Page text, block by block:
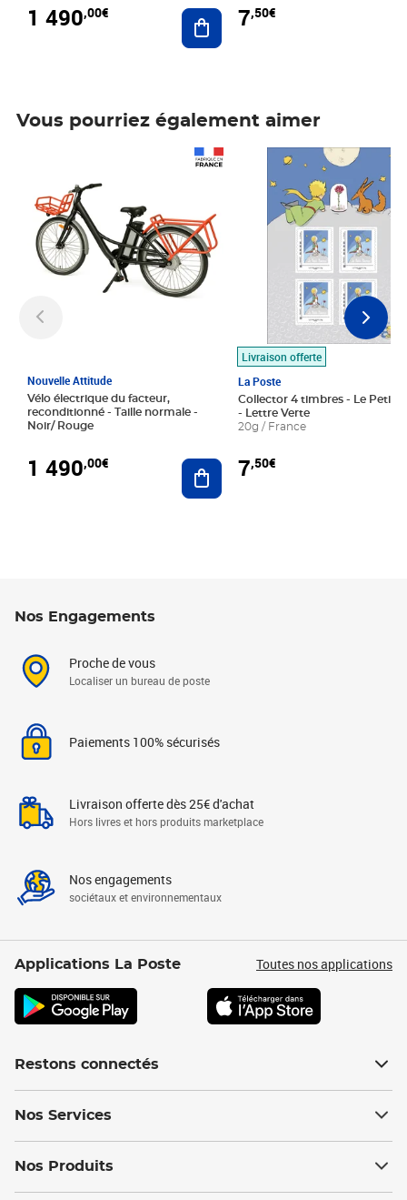
1 490,00€ Ajouter au panier
7,50€
Vous pourriez également aimer
Nouvelle Attitude
Vélo électrique du facteur,
reconditionné - Taille normale -
Noir/ Rouge
1 490,00€ Ajouter au panier
Livraison offerte
La Poste
Collector 4 timbres - Le Petit
- Lettre Verte
20g / France
7,50€
Prix 7,50€
Nos Engagements
Proche de vous
Localiser un bureau de poste
Paiements 100% sécurisés
Livraison offerte dès 25€ d'achat
Hors livres et hors produits marketplace
Nos engagements
sociétaux et environnementaux
Applications La Poste Toutes nos applications
Restons connectés
Nos Services
Nos Produits